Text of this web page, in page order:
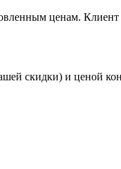
ценам.
скидки) и ценой